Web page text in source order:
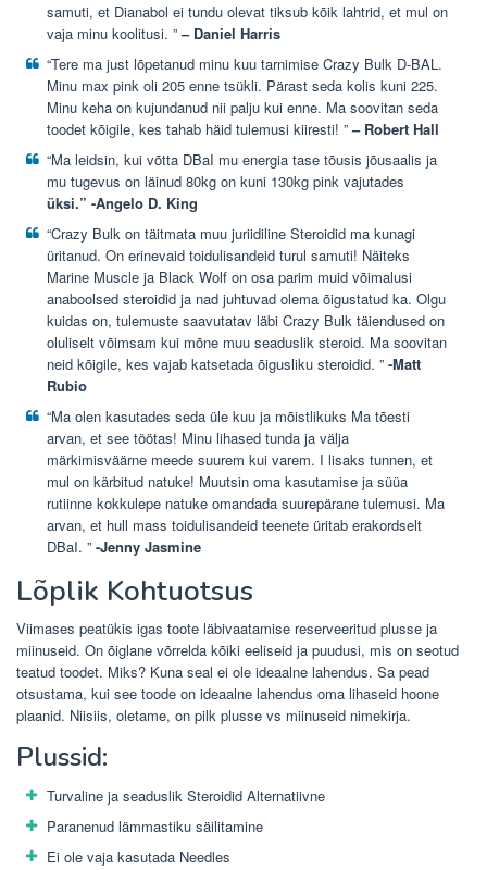
samuti, et Dianabol ei tundu olevat tiksub kõik lahtrid, et mul on
vaja minu koolitusi. ”– Daniel Harris
“Tere ma just lõpetanud minu kuu tarnimise Crazy Bulk D-BAL.
Minu max pink oli 205 enne tsükli. Pärast seda kolis kuni 225.
Minu keha on kujundanud nii palju kui enne. Ma soovitan seda
toodet kõigile, kes tahab häid tulemusi kiiresti! ”– Robert Hall
“Ma leidsin, kui võtta DBaI mu energia tase tõusis jõusaalis ja
mu tugevus on läinud 80kg on kuni 130kg pink vajutades
üksi.” -Angelo D. King
“Crazy Bulk on täitmata muu juriidiline Steroidid ma kunagi
üritanud. On erinevaid toidulisandeid turul samuti! Näiteks
Marine Muscle ja Black Wolf on osa parim muid võimalusi
anaboolsed steroidid ja nad juhtuvad olema õigustatud ka. Olgu
kuidas on, tulemuste saavutatav läbi Crazy Bulk täiendused on
oluliselt võimsam kui mõne muu seaduslik steroid. Ma soovitan
neid kõigile, kes vajab katsetada õigusliku steroidid. ” -Matt
Rubio
“Ma olen kasutades seda üle kuu ja mõistlikuks Ma tõesti
arvan, et see töötas! Minu lihased tunda ja välja
märkimisväärne meede suurem kui varem. I lisaks tunnen, et
mul on kärbitud natuke! Muutsin oma kasutamise ja süüa
rutiinne kokkulepe natuke omandada suurepärane tulemusi. Ma
arvan, et hull mass toidulisandeid teenete üritab erakordselt
DBaI. ” -Jenny Jasmine
Lõplik Kohtuotsus
Viimases peatükis igas toote läbivaatamise reserveeritud plusse ja
miinuseid. On õiglane võrrelda kõiki eeliseid ja puudusi, mis on seotud
teatud toodet. Miks? Kuna seal ei ole ideaalne lahendus. Sa pead
otsustama, kui see toode on ideaalne lahendus oma lihaseid hoone
plaanid. Niisiis, oletame, on pilk plusse vs miinuseid nimekirja.
Plussid:
Turvaline ja seaduslik Steroidid Alternatiivne
Paranenud lämmastiku säilitamine
Ei ole vaja kasutada Needles